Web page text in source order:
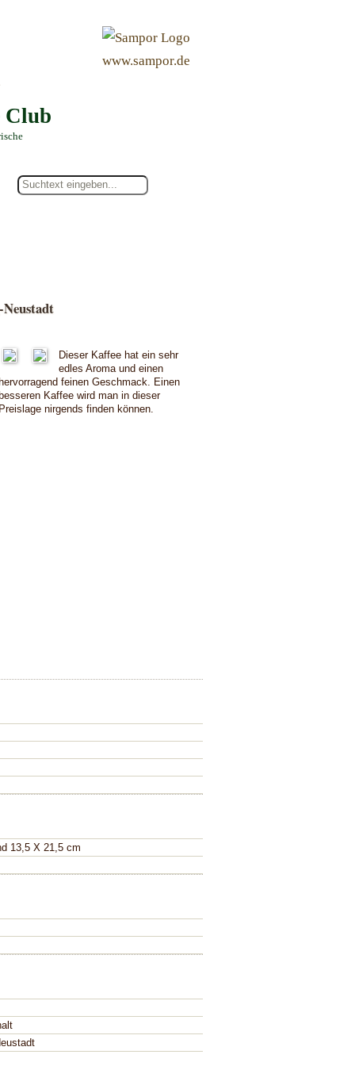
Club
www.sampor.de
Dieser Kaffee hat ein sehr
edles Aroma und einen
hervorragend feinen Geschmack. Einen
besseren Kaffee wird man in dieser
Preislage nirgends finden können.
13,5 X 21,5 cm